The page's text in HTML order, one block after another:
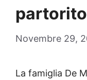
partorito
Novembre 29,
La famiglia De